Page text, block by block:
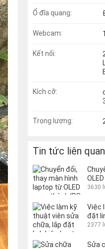
Ổ đĩa quang:
Webcam:
Kết nối:
Kích cỡ:
Trọng lượng:
Tin tức liên quan
3630
Việc
đặt
2377
Sửa